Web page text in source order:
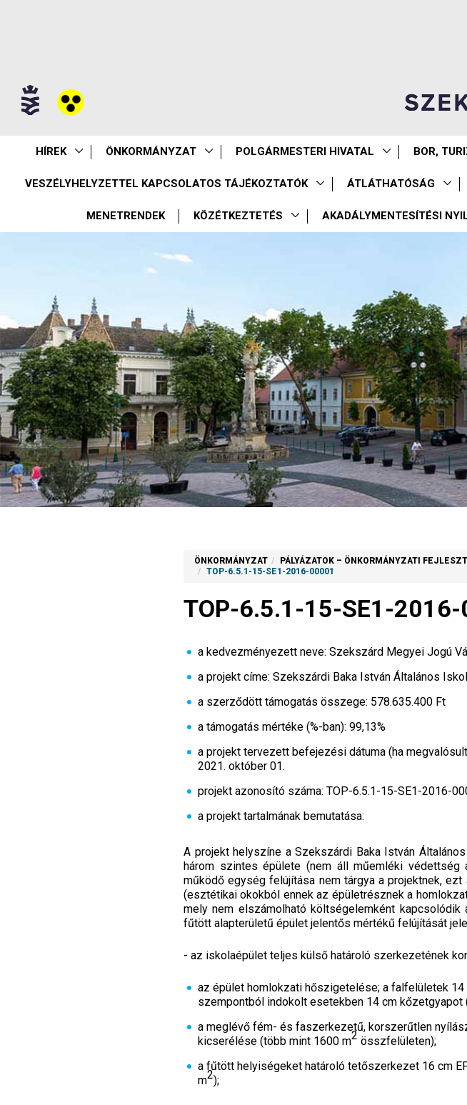
HÍREK ÖNKORMÁNYZAT POLGÁRMESTERI HIVATAL BOR,
VESZÉLYHELYZETTEL KAPCSOLATOS TÁJÉKOZTATÓK ÁTLÁTHATÓSÁG
MENETRENDEK KÖZÉTKEZTETÉS AKADÁLYMENTESÍTÉSI
ÖNKORMÁNYZAT PÁLYÁZATOK – ÖNKORMÁNYZATI
TOP-6.5.1-15-SE1-2016-00001
TOP-6.5.1-15-SE1-2016-
a kedvezményezett neve: Szekszárd Megyei Jogú
a projekt címe: Szekszárdi Baka István Általános
a szerződött támogatás összege: 578.635.400 Ft
a támogatás mértéke (%-ban): 99,13%
a projekt tervezett befejezési dátuma (ha
2021. október 01.
projekt azonosító száma: TOP-6.5.1-15-SE1-2016-
a projekt tartalmának bemutatása:
A projekt helyszíne a Szekszárdi Baka István
három szintes épülete (nem áll műemléki
működő egység felújítása nem tárgya a projektnek,
(esztétikai okokból ennek az épületrésznek a
mely nem elszámolható költségelemként
fűtött alapterületű épület jelentős mértékű felújítását
- az iskolaépület teljes külső határoló szerkezetének
az épület homlokzati hőszigetelése; a falfelületek 14
szempontból indokolt esetekben 14 cm kőzetgyapot
a meglévő fém- és faszerkezetű, korszerűtlen
kicserélése (több mint 1600 m2 összfelületen);
a fűtött helyiségeket határoló tetőszerkezet 16 cm
m2);